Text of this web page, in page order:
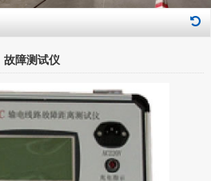
故障测试仪